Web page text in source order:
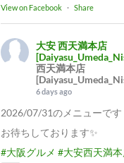
View on Facebook · Share
大安 西天満本店
西天満本店
6 days ago
2026/07/31のメニューです
お待ちしております✨
#大阪グルメ #大安西天満